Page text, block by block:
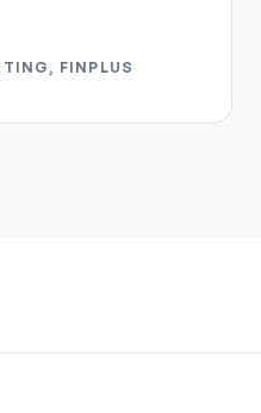
FINPLUS